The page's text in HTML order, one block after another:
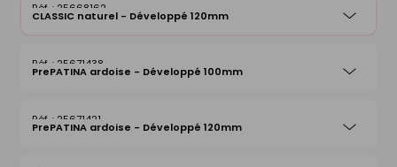
25668162
CLASSIC naturel - Développé 120mm
25671438
PrePATINA ardoise - Développé 100mm
25671421
PrePATINA ardoise - Développé 120mm